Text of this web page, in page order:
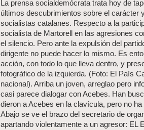
La prensa socialdemócrata trata hoy de
últimos descubrimientos sobre el carácter
socialistas catalanes. Respecto a la
socialista de Martorell en las agresiones
el silencio. Pero ante la expulsión del
dirigente no puede hacer lo mismo. Es
acción, con todo lo que lleva dentro, y
fotográfico de la izquierda. (Foto: El País
nacional). Arriba un joven, arreglao pero
casi parece dialogar con Acebes. Han
dieron a Acebes en la clavícula, pero no
Abajo se ve el brazo del secretario de
apartando violentamente a un agresor: EL